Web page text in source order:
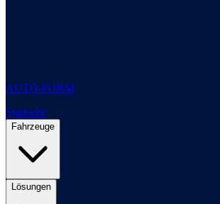
AUTO-FORM
Startseite
Fahrzeuge
Lösungen